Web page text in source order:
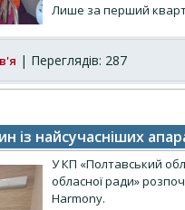
Лише за перший
| Переглядів: 287
із найсучасніших
У КП «Полтавський
обласної ради»
Harmony.